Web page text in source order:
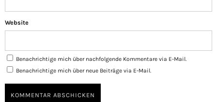
Website
Benachrichtige mich über nachfolgende Kommentare via E-Mail.
Benachrichtige mich über neue Beiträge via E-Mail.